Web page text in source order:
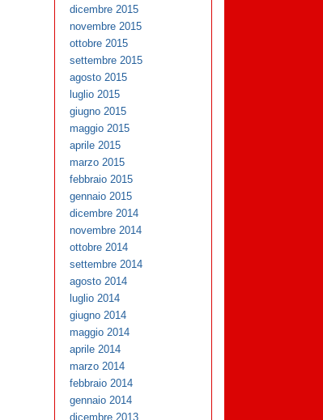
dicembre 2015
novembre 2015
ottobre 2015
settembre 2015
agosto 2015
luglio 2015
giugno 2015
maggio 2015
aprile 2015
marzo 2015
febbraio 2015
gennaio 2015
dicembre 2014
novembre 2014
ottobre 2014
settembre 2014
agosto 2014
luglio 2014
giugno 2014
maggio 2014
aprile 2014
marzo 2014
febbraio 2014
gennaio 2014
dicembre 2013